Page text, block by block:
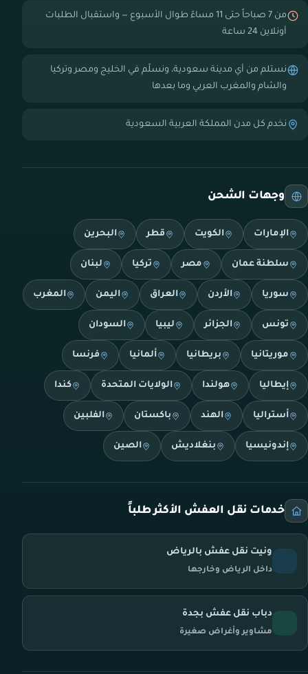
من 7 صباحاً حتى 11 مساءً طوال الأسبوع — واستقبال الطلبات
أونلاين 24 ساعة
نستلم من أي مدينة سعودية، ونسلّم في الخليج ومصر وتركيا
والشام والمغرب العربي وما بعدها
نخدم كل مدن المملكة العربية السعودية
وجهات الشحن
الإمارات الكويت قطر البحرين
سلطنة عمان مصر تركيا لبنان
سوريا الأردن العراق اليمن المغرب
تونس الجزائر ليبيا السودان
موريتانيا بريطانيا ألمانيا فرنسا
إيطاليا هولندا الولايات المتحدة كندا
أستراليا الهند باكستان الفلبين
إندونيسيا بنغلاديش الصين
خدمات نقل العفش الأكثر طلباً
ونيت نقل عفش بالرياض
داخل الرياض وخارجها
دباب نقل عفش بجدة
مشاوير وأغراض صغيرة